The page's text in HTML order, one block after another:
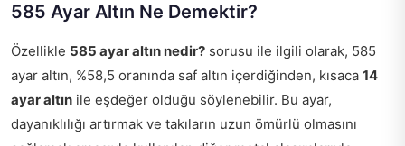
585 Ayar Altın Ne Demektir?
Özellikle 585 ayar altın nedir? sorusu ile ilgili olarak, 585
ayar altın, %58,5 oranında saf altın içerdiğinden, kısaca 14
ayar altın ile eşdeğer olduğu söylenebilir. Bu ayar,
dayanıklılığı artırmak ve takıların uzun ömürlü olmasını